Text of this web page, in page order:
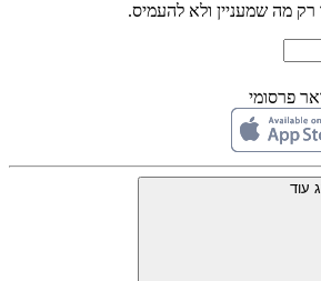
מה שמעניין ולא להעמיס.
פרסומי
עוד